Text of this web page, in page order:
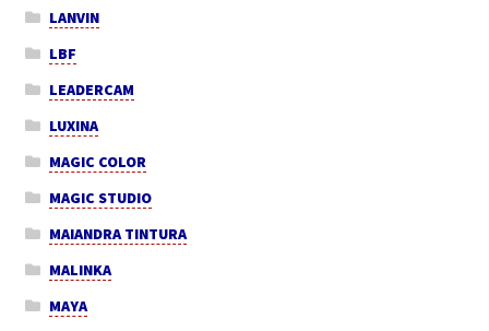
LANVIN
LBF
LEADERCAM
LUXINA
MAGIC COLOR
MAGIC STUDIO
MAIANDRA TINTURA
MALINKA
MAYA